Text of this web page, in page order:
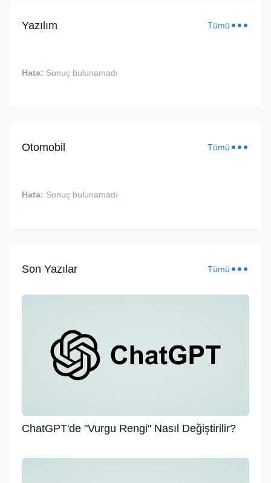
Yazılım Tümü
Hata: Sonuç bulunamadı
Otomobil Tümü
Hata: Sonuç bulunamadı
Son Yazılar Tümü
ChatGPT'de "Vurgu Rengi" Nasıl Değiştirilir?